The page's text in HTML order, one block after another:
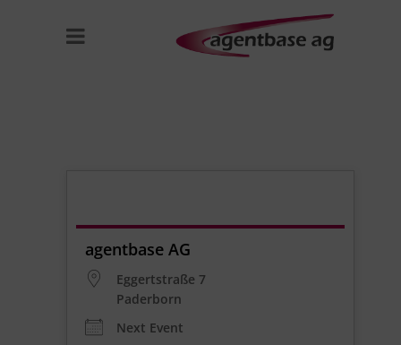
agentbase AG
Eggertstraße 7
Paderborn
Next Event